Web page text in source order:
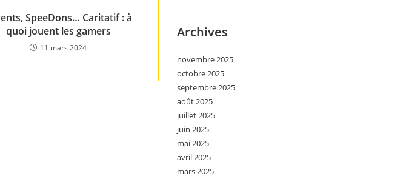
SpeeDons… Caritatif : à
quoi jouent les gamers
11 mars 2024
Archives
novembre 2025
octobre 2025
septembre 2025
août 2025
juillet 2025
juin 2025
mai 2025
avril 2025
mars 2025